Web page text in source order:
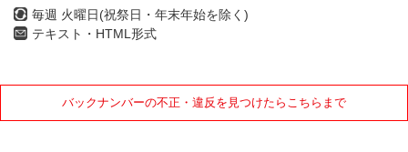
毎週 火曜日(祝祭日・年末年始を除く)
テキスト・HTML形式
バックナンバーの不正・違反を見つけたらこちらまで